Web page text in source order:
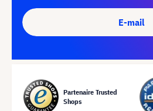
E-mail
Partenaire Trusted
Shops